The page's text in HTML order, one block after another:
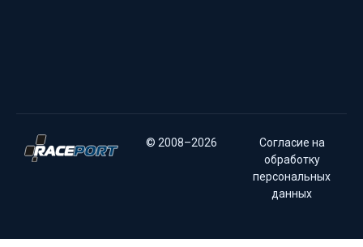
© 2008–2026
Согласие на
обработку
персональных
данных